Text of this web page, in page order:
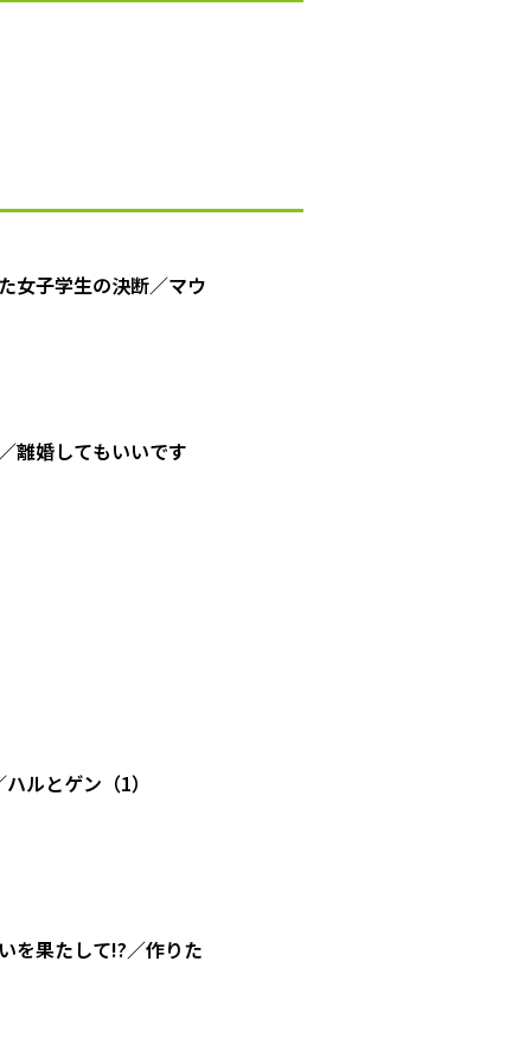
女子学生の決断／マウ
離婚してもいいです
ルとゲン（1）
を果たして!?／作りた